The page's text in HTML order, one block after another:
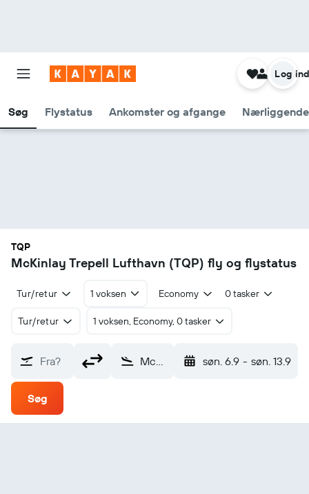
Søg Flystatus Ankomster og afgange
Log
TQP
McKinlay Trepell Lufthavn (TQP) fly og flystatus
Tur/retur 1 voksen Economy 0 tasker
Tur/retur 1 voksen, Economy, 0 tasker
Fra? McKinlay Trepell (TQP) søn. 6.9 - søn. 13.9
Søg